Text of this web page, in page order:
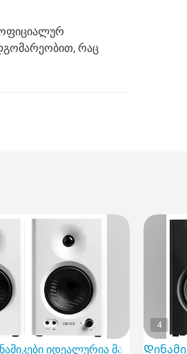
ოფიციალურ
რაც
იდეალურია მათთვის,
4